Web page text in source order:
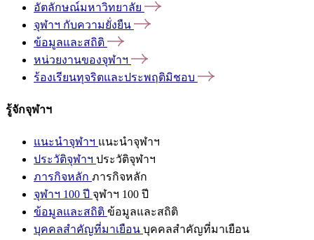
อัตลักษณ์มหาวิทยาลัย
จุฬาฯ กับความยั่งยืน
ข้อมูลและสถิติ
หน่วยงานของจุฬาฯ
ร้องเรียนทุจริตและประพฤติมิชอบ
รู้จักจุฬาฯ
แนะนำจุฬาฯ แนะนำจุฬาฯ
ประวัติจุฬาฯ ประวัติจุฬาฯ
ภารกิจหลัก ภารกิจหลัก
จุฬาฯ 100 ปี จุฬาฯ 100 ปี
ข้อมูลและสถิติ ข้อมูลและสถิติ
บุคคลสำคัญที่มาเยือน บุคคลสำคัญที่มาเยือน